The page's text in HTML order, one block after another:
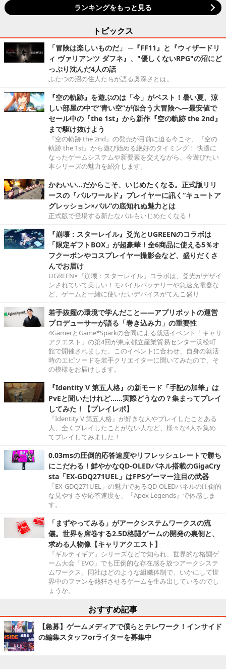
ランキングをもっと見る
トピックス
「冒険は楽しいものだ」 ─『FF11』と『ウィザードリ
ィ ヴァリアンツ ダフネ』、"優しくないRPG"の沼にど
っぷり沈んだ4人の話
ふたつの沼の住人たちが語る奥深さとは。
『空の軌跡』を遊ぶのは「今」がベスト！暑い夏、涼
しい部屋の中で“青い空”が似合う大冒険へ―最安値で
セール中の『the 1st』から新作『空の軌跡 the 2nd』
まで駆け抜けよう
『空の軌跡 the 2nd』の発売が目前に迫る今こそ、『空の
軌跡 the 1st』から遊び始める絶好のタイミング！ 快適に
なったゲームシステムや新要素を交えながら、今遊びたい
本シリーズの魅力を紹介します。
かわいい…だからこそ、いじめたくなる。正式版リリ
ースの『パルワールド』プレイヤーに訊く“キュートア
グレッション×パル”の底知れぬ魅力とは
正式版で登場する新たなパルもいじめたくなる！
『崩壊：スターレイル』爻光とUGREENのコラボは
「限定ギフトBOX」が超豪華！全6商品に使える5％オ
フクーポンやコスプレイヤー撮影会など、盛りだくさ
んでお届け
UGREEN×『崩壊：スターレイル』コラボは、爻光がデザイ
ンされていて美しい！モバイルバッテリーや急速充電器な
ど、ゲームと一緒に使いたいデバイスがてんこ盛り
若手抜擢の環境で学んだこと――アプリボットの運営
プロデューサーが語る「巻き込み力」の重要性
4GamerとGame*Sparkの合同による就活イベント「キャリ
アクエスト」の第4回が東京都立産業貿易センター浜松町
館で開催されました。このイベントに合わせ、自身の就活
時のエピソードを若手クリエイターに聞いてみたので、そ
の模様をお届けします。
『Identity V 第五人格』の新モード「手記の加筆」は
PvEと聞いたけれど……実際どうなの？集まってプレイ
してみた！【プレイレポ】
『Identity V 第五人格』が好きな人やプレイしたことある
人、全くプレイしたことがない人など、様々な4人を集め
てプレイしてみました！
0.03msの圧倒的応答速度やリフレッシュレートで勝ち
にこだわる！鮮やかなQD-OLEDパネル搭載のGigaCry
sta「EX-GDQ271UEL」はFPSゲーマー注目の武器
「EX-GDQ271UEL」の魅力であるQD-OLEDパネルの圧倒的
な見やすさや応答速度を、『Apex Legends』で体感しま
す。
「まずやってみる」がアークシステムワークスの流
儀。世界を席巻する2.5D格闘ゲームの開発の裏側と、
求める人物像【キャリアクエスト】
『ギルティギア』シリーズなどで知られ、世界的な格闘ゲ
ーム大会「EVO」でも圧倒的な存在感を放つアークシステ
ムワークス。同社はどのような組織体制で、いかにして世
界中のファンを熱狂させるゲームを生み出しているのでし
ょうか。
おすすめ記事
【急募】ゲームメディアで僕らとテレワーク！インサイド
の編集スタッフorライターを募集中